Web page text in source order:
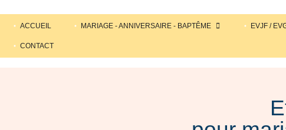
ACCUEIL MARIAGE - ANNIVERSAIRE - BAPTÊME EVJF /
CONTACT